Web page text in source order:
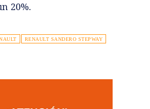
20%.
RENAULT SANDERO STEPWAY